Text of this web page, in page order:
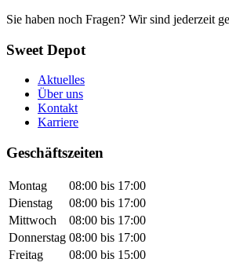
Sie haben noch Fragen? Wir sind jederzeit
Sweet Depot
Aktuelles
Über uns
Kontakt
Karriere
Geschäftszeiten
Montag
08:00 bis 17:00
Dienstag
08:00 bis 17:00
Mittwoch
08:00 bis 17:00
Donnerstag 08:00 bis 17:00
Freitag
08:00 bis 15:00